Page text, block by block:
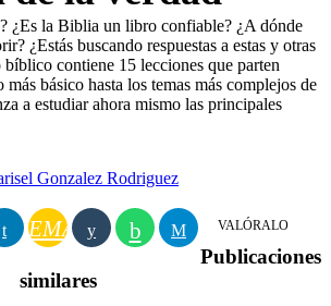
¿Es la Biblia un libro confiable? ¿A dónde
¿Estás buscando respuestas a estas y otras
bíblico contiene 15 lecciones que parten
básico hasta los temas más complejos de
a estudiar ahora mismo las principales
Gonzalez Rodriguez
EMAIL VALÓRALO
Publicaciones
similares